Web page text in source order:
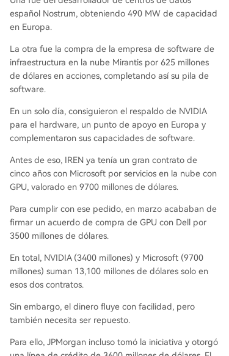
español Nostrum, obteniendo 490 MW de capacidad
en Europa.
La otra fue la compra de la empresa de software de
infraestructura en la nube Mirantis por 625 millones
de dólares en acciones, completando así su pila de
software.
En un solo día, consiguieron el respaldo de NVIDIA
para el hardware, un punto de apoyo en Europa y
complementaron sus capacidades de software.
Antes de eso, IREN ya tenía un gran contrato de
cinco años con Microsoft por servicios en la nube con
GPU, valorado en 9700 millones de dólares.
Para cumplir con ese pedido, en marzo acababan de
firmar un acuerdo de compra de GPU con Dell por
3500 millones de dólares.
En total, NVIDIA (3400 millones) y Microsoft (9700
millones) suman 13,100 millones de dólares solo en
esos dos contratos.
Sin embargo, el dinero fluye con facilidad, pero
también necesita ser repuesto.
Para ello, JPMorgan incluso tomó la iniciativa y otorgó